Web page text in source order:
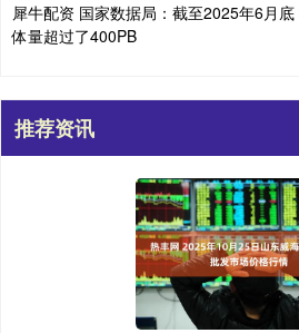
犀牛配资 国家数据局：截至2025年6月
体量超过了400PB
推荐资讯